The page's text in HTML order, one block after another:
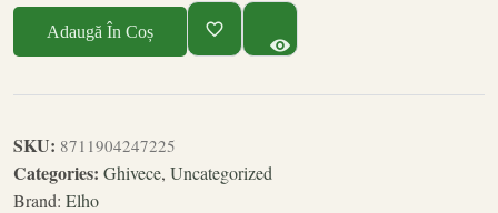
Adaugă În Coș
SKU: 8711904247225
Categories: Ghivece, Uncategorized
Brand: Elho